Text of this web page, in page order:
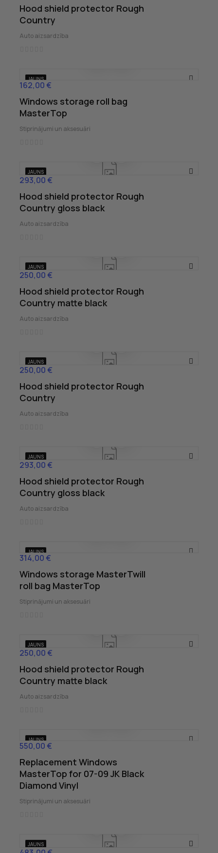
Hood shield protector Rough
Country
Auto aizsardzība
JAUNS
Cena
162,00 €
Windows storage roll bag
MasterTop
Stiprinājumi un aksesuāri
JAUNS
Cena
293,00 €
Hood shield protector Rough
Country gloss black
Auto aizsardzība
JAUNS
Cena
250,00 €
Hood shield protector Rough
Country matte black
Auto aizsardzība
JAUNS
Cena
250,00 €
Hood shield protector Rough
Country
Auto aizsardzība
JAUNS
Cena
293,00 €
Hood shield protector Rough
Country gloss black
Auto aizsardzība
JAUNS
Cena
314,00 €
Windows storage MasterTwill
roll bag MasterTop
Stiprinājumi un aksesuāri
JAUNS
Cena
250,00 €
Hood shield protector Rough
Country matte black
Auto aizsardzība
JAUNS
Cena
550,00 €
Replacement Windows
MasterTop for 07-09 JK Black
Diamond Vinyl
Stiprinājumi un aksesuāri
JAUNS